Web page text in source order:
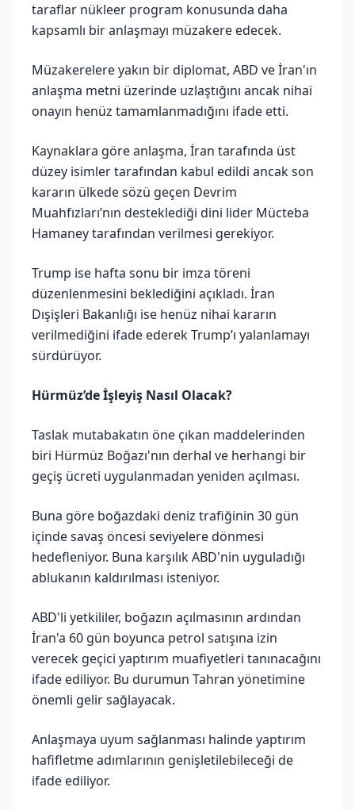
taraflar nükleer program konusunda daha
kapsamlı bir anlaşmayı müzakere edecek.
Müzakerelere yakın bir diplomat, ABD ve İran'ın
anlaşma metni üzerinde uzlaştığını ancak nihai
onayın henüz tamamlanmadığını ifade etti.
Kaynaklara göre anlaşma, İran tarafında üst
düzey isimler tarafından kabul edildi ancak son
kararın ülkede sözü geçen Devrim
Muahfızları’nın desteklediği dini lider Mücteba
Hamaney tarafından verilmesi gerekiyor.
Trump ise hafta sonu bir imza töreni
düzenlenmesini beklediğini açıkladı. İran
Dışişleri Bakanlığı ise henüz nihai kararın
verilmediğini ifade ederek Trump’ı yalanlamayı
sürdürüyor.
Hürmüz’de İşleyiş Nasıl Olacak?
Taslak mutabakatın öne çıkan maddelerinden
biri Hürmüz Boğazı'nın derhal ve herhangi bir
geçiş ücreti uygulanmadan yeniden açılması.
Buna göre boğazdaki deniz trafiğinin 30 gün
içinde savaş öncesi seviyelere dönmesi
hedefleniyor. Buna karşılık ABD'nin uyguladığı
ablukanın kaldırılması isteniyor.
ABD'li yetkililer, boğazın açılmasının ardından
İran'a 60 gün boyunca petrol satışına izin
verecek geçici yaptırım muafiyetleri tanınacağını
ifade ediliyor. Bu durumun Tahran yönetimine
önemli gelir sağlayacak.
Anlaşmaya uyum sağlanması halinde yaptırım
hafifletme adımlarının genişletilebileceği de
ifade ediliyor.